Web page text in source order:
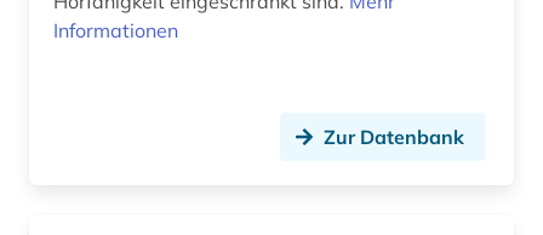
interdisziplinäre forschung (1)
Informationen
Zur Datenbank